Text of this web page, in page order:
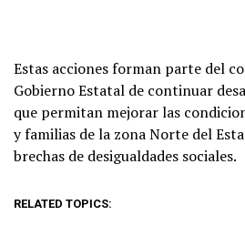
Estas acciones forman parte del
Gobierno Estatal de continuar
que permitan mejorar las
y familias de la zona Norte del
brechas de desigualdades sociales.
RELATED TOPICS: